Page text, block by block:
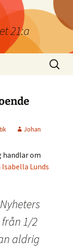
21:a
Sök
efter:
Johan
handlar om
Lunds
1/2
aldrig